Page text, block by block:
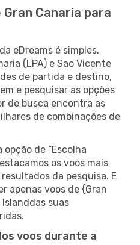
Canaria para
eDreams é simples.
(LPA) e Sao Vicente
de partida e destino,
e pesquisar as opções
de busca encontra as
de combinações de
de “Escolha
os voos mais
da pesquisa. E
apenas voos de {Gran
suas
voos durante a